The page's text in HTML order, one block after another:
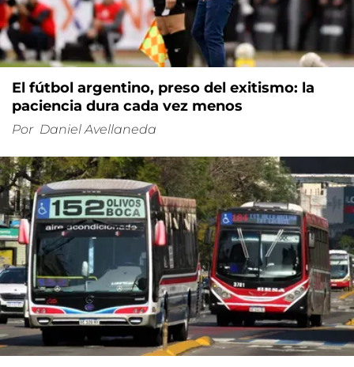
El fútbol argentino, preso del exitismo: la
paciencia dura cada vez menos
Por Daniel Avellaneda